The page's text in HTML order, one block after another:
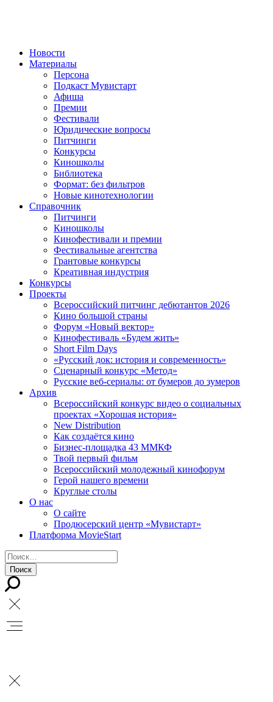
Новости
Материалы
Персона
Подкаст Мувистарт
Афиша
Премии
Фестивали
Юридические вопросы
Питчинги
Конкурсы
Киношколы
Библиотека
Формат: без фильтров
Новые кинотехнологии
Справочник
Питчинги
Киношколы
Кинофестивали и премии
Фестивальные агентства
Грантовые конкурсы
Креативная индустрия
Конкурсы
Проекты
Всероссийский питчинг дебютантов 2026
Кино большой страны
Форум «Новый вектор»
Кинофестиваль «Будем жить»
Short Film Days
«Русский док: история и современность»
Сценарный конкурс «Метод»
Русские веб-сериалы: от бумеров до зумеров
Архив
Всероссийский конкурс видео о социальных
проектах «Хорошая история»
New Distribution
Как создаётся кино
Бизнес-площадка 43 ММКФ
Твой первый фильм
Всероссийский молодежный кинофорум
Герой нашего времени
Круглые столы
О нас
О сайте
Продюсерский центр «Мувистарт»
Платформа MovieStart